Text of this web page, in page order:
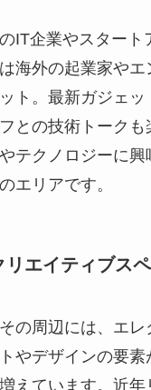
IT企業やスタート
海外の起業家やエ
ト。最新ガジェ
との技術トークも
テクノロジーに興
エリアです。
エイティブス
の周辺には、エレ
やデザインの要素
えています。近年